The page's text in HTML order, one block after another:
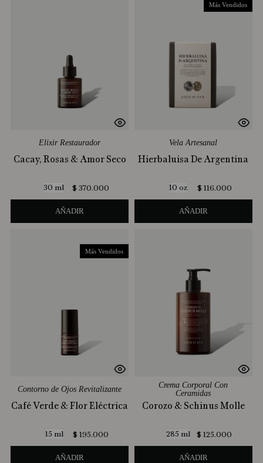
Elixir Restaurador
Cacay, Rosas & Amor Seco
30 ml $ 370.000
AÑADIR
Más Vendidos
Vela Artesanal
Hierbaluisa De Argentina
10 oz $ 116.000
AÑADIR
Más Vendidos
Contorno de Ojos Revitalizante
Café Verde & Flor Eléctrica
15 ml $ 195.000
AÑADIR
Crema Corporal Con
Ceramidas
Corozo & Schinus Molle
285 ml $ 125.000
AÑADIR